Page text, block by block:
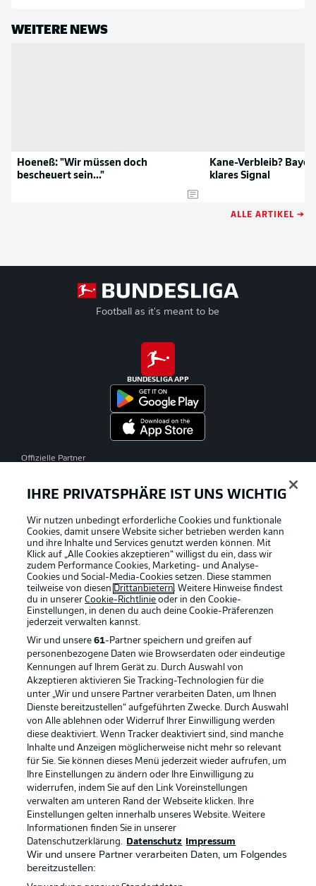
WEITERE NEWS
Hoeneß: "Wir müssen doch
bescheuert sein..."
Kane-Verbleib?
klares Signal
ALLE ARTIKEL →
Football as it's meant to be
BUNDESLIGA APP
Offizielle Partner
Rechtliche Hinweise Voreinstellungen verwalten
Datenschutz Nutzungsbedingungen
Broadcaster Kontakt
Jobs Impressum
Partner Spieler
Liveticker
IHRE PRIVATSPHÄRE IST UNS WICHTIG
Wir nutzen unbedingt erforderliche Cookies und funktionale
Cookies, damit unsere Website sicher betrieben werden kann
und ihre Inhalte und Services genutzt werden können. Mit
Klick auf „Alle Cookies akzeptieren“ willigst du ein, dass wir
zudem Performance Cookies, Marketing- und Analyse-
Cookies und Social-Media-Cookies setzen. Diese stammen
teilweise von diesen Drittanbietern. Weitere Hinweise findest
du in unsererCookie-Richtlinie oder in den Cookie-
Einstellungen, in denen du auch deine Cookie-Präferenzen
jederzeit verwalten kannst.
Wir und unsere61-Partner speichern und greifen auf
personenbezogene Daten wie Browserdaten oder eindeutige
Kennungen auf Ihrem Gerät zu. Durch Auswahl von
Akzeptieren aktivieren Sie Tracking-Technologien für die
unter „Wir und unsere Partner verarbeiten Daten, um Ihnen
Dienste bereitzustellen“ aufgeführten Zwecke. Durch Auswahl
von Alle ablehnen oder Widerruf Ihrer Einwilligung werden
diese deaktiviert. Wenn Tracker deaktiviert sind, sind manche
Inhalte und Anzeigen möglicherweise nicht mehr so relevant
für Sie. Sie können dieses Menü jederzeit wieder aufrufen, um
Ihre Einstellungen zu ändern oder Ihre Einwilligung zu
widerrufen, indem Sie auf den Link Voreinstellungen
verwalten am unteren Rand der Webseite klicken. Ihre
Einstellungen gelten innerhalb unseres Website. Weitere
Informationen finden Sie in unserer
Datenschutzerklärung.
Datenschutz Impressum
Wir und unsere Partner verarbeiten Daten, um Folgendes
bereitzustellen: